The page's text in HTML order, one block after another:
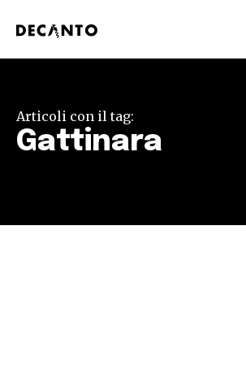
Articoli con il tag:
Gattinara